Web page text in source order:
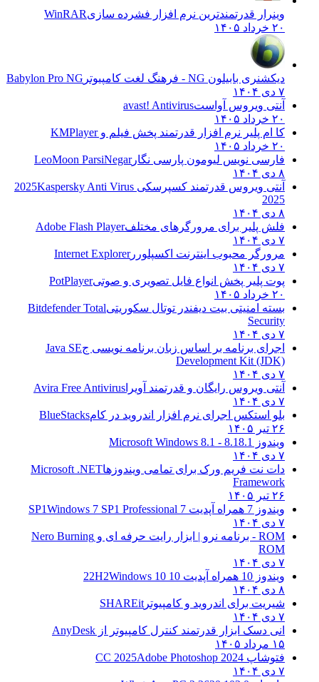
وینرار قدرتمندترین نرم افزار فشرده سازیWinRAR
۲۰ خرداد ۱۴۰۵
دیکشنری بابیلون NG - فرهنگ لغت کامپیوتر
Babylon Pro NG
۷ دی ۱۴۰۴
آنتی ویروس آواستavast! Antivirus
۲۰ خرداد ۱۴۰۵
کا ام پلیر نرم افزار قدرتمند پخش فیلم وKMPlayer
۲۰ خرداد ۱۴۰۵
فارسی نویس لیومون پارسی نگارLeoMoon ParsiNegar
۸ دی ۱۴۰۴
آنتی ویروس قدرتمند کسپرسکی 2025 Kaspersky Anti Virus
2025
۸ دی ۱۴۰۴
فلش پلیر برای مرورگرهای مختلفAdobe Flash Player
۷ دی ۱۴۰۴
مرورگر محبوب اینترنت اکسپلوررInternet Explorer
۷ دی ۱۴۰۴
پوت پلیر پخش انواع فایل تصویری و صوتیPotPlayer
۲۰ خرداد ۱۴۰۵
بسته امنیتی بیت دیفندر توتال سکوریتیBitdefender Total
Security
۷ دی ۱۴۰۴
اجرای برنامه بر اساس زبان برنامه نویسی جJava SE
Development Kit (JDK)
۷ دی ۱۴۰۴
آنتی ویروس رایگان و قدرتمند آویرا Avira Free Antivirus
۷ دی ۱۴۰۴
بلو استکس اجرای نرم افزار اندروید در کامBlueStacks
۲۶ تیر ۱۴۰۵
ویندوز 8.1
8.1 - Microsoft Windows 8.1
۷ دی ۱۴۰۴
دات نت فریم ورک برای تمامی ویندوزهاMicrosoft .NET
Framework
۲۶ تیر ۱۴۰۵
ویندوز 7 همراه آپدیت 7 SP1
Windows 7 SP1 Professional
۷ دی ۱۴۰۴
ROM - برنامه نرو | ابزار رایت حرفه ای و
Nero Burning
ROM
۷ دی ۱۴۰۴
ویندوز 10 همراه آپدیت 10 22H2
Windows 10
۸ دی ۱۴۰۴
شیریت برای اندروید و کامپیوتر SHAREit
۷ دی ۱۴۰۴
انی دسک ابزار قدرتمند کنترل کامپیوتر از AnyDesk
۱۵ مرداد ۱۴۰۵
فتوشاپ CC 2025 Adobe Photoshop 2024
۷ دی ۱۴۰۴